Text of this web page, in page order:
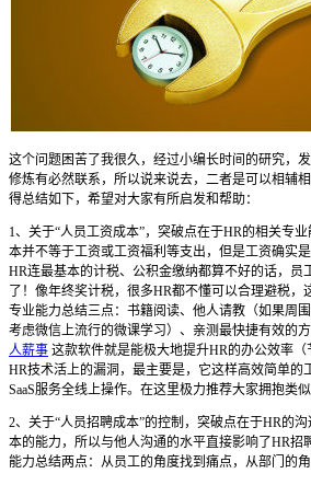
这个问题困苦了我很久，经过小编长时间的研究，
修炼有必然联系，所以说来说去，二者是可以相辅
得总结如下，希望对大家有所启发和帮助：
1、关于“人员工资成本”，突破点在于HR的相关专
本并不等于工资或工资福利等支出，但是工资确实
HR连最基本的计税、公积金缴纳都算不好的话，员
了！像年终奖计税，很多HR都不懂可以合理避税，
专业能力总结三点：书籍阅读、他人请教（如果周
考虑微信上流行的微课学习）、亲测最快捷有效的
人薪事 这款软件就是能极大地提升HR的办公效率
HR技术活上的漏洞，最主要是，它这样高效简单的
SaaS服务全线上操作。在这里极力推荐大家拥抱类
2、关于“人员招聘成本”的控制，突破点在于HR的
本的能力，所以与他人沟通的水平直接影响了HR招
能力总结两点：从员工的角度找到痛点，从部门的角